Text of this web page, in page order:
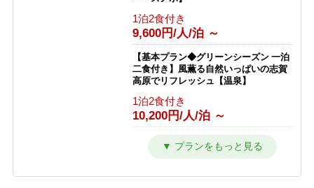
1泊2食付き
9,600円/人/泊 ～
【基本プラン◆グリーンシーズン 一泊
二食付き】風薫る自然いっぱいの志賀
高原でリフレッシュ【温泉】
1泊2食付き
10,200円/人/泊 ～
【スキー＆スノボを楽しむ 冬の基本プ
ラン★一泊二食付】GWまで滑走可